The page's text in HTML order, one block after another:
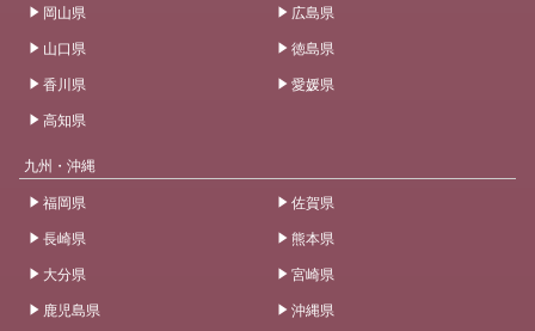
岡山県
広島県
山口県
徳島県
香川県
愛媛県
高知県
九州・沖縄
福岡県
佐賀県
長崎県
熊本県
大分県
宮崎県
鹿児島県
沖縄県